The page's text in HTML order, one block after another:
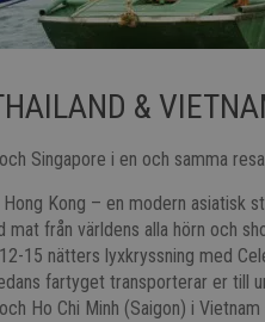
&
Singapore i en och samma
Kong – en modern asiatisk
från världens alla hörn och
15 nätters lyxkryssning med
fartyget transporterar er till
Ho Chi Minh (Saigon) i